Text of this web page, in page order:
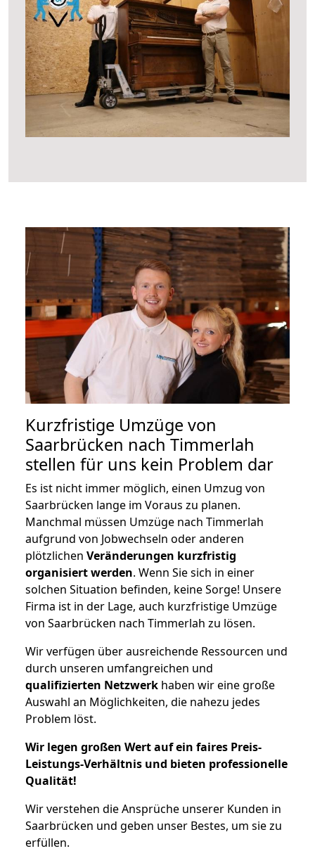
Kurzfristige Umzüge von
Saarbrücken nach Timmerlah
stellen für uns kein Problem dar
Es ist nicht immer möglich, einen Umzug von
Saarbrücken lange im Voraus zu planen.
Manchmal müssen Umzüge nach Timmerlah
aufgrund von Jobwechseln oder anderen
plötzlichen Veränderungen kurzfristig
organisiert werden. Wenn Sie sich in einer
solchen Situation befinden, keine Sorge! Unsere
Firma ist in der Lage, auch kurzfristige Umzüge
von Saarbrücken nach Timmerlah zu lösen.
Wir verfügen über ausreichende Ressourcen und
durch unseren umfangreichen und
qualifizierten Netzwerk haben wir eine große
Auswahl an Möglichkeiten, die nahezu jedes
Problem löst.
Wir legen großen Wert auf ein faires Preis-
Leistungs-Verhältnis und bieten professionelle
Qualität!
Wir verstehen die Ansprüche unserer Kunden in
Saarbrücken und geben unser Bestes, um sie zu
erfüllen.